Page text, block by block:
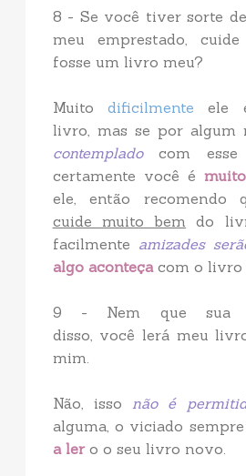
8 - Se você tiver sorte
meu emprestado,
fosse um livro meu?
Muito dificilmente ele
livro, mas se por algum
contempladocom esse
certamente você é
ele, então recomendo
cuide muito bem do
facilmente amizades
algo aconteçacom o livro
9 - Nem que sua
disso, você lerá meu
mim.
Não, isso não é
alguma, o viciado
a lero o seu livro novo.